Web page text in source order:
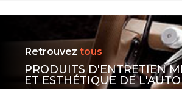
Retrouvez tous
PRODUITS D'ENTRETIEN
ET ESTHÉTIQUE DE